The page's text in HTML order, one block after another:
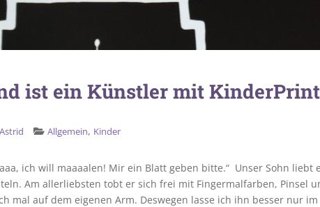
ist ein Künstler mit KinderPrint
Astrid Allgemein, Kinder
ich will maaaalen! Mir ein Blatt geben bitte.“ Unser Sohn liebt
Am allerliebsten tobt er sich frei mit Fingermalfarben, Pinsel
mal auf dem eigenen Arm. Deswegen lasse ich ihn besser nur im